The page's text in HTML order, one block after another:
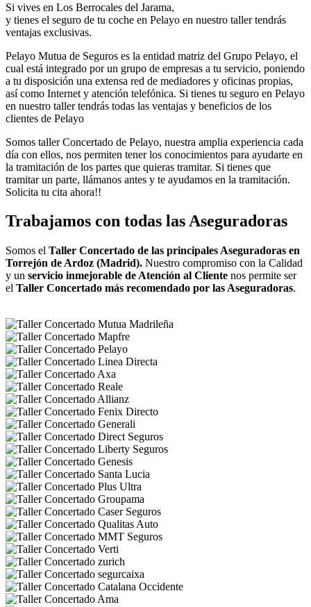
Si vives en Los Berrocales del Jarama,
y tienes el seguro de tu coche en Pelayo en nuestro taller tendrás
ventajas exclusivas.
Pelayo Mutua de Seguros es la entidad matriz del Grupo Pelayo, el
cual está integrado por un grupo de empresas a tu servicio, poniendo
a tu disposición una extensa red de mediadores y oficinas propias,
así como Internet y atención telefónica. Si tienes tu seguro en Pelayo
en nuestro taller tendrás todas las ventajas y beneficios de los
clientes de Pelayo
Somos taller Concertado de Pelayo, nuestra amplia experiencia cada
día con ellos, nos permiten tener los conocimientos para ayudarte en
la tramitación de los partes que quieras tramitar. Si tienes que
tramitar un parte, llámanos antes y te ayudamos en la tramitación.
Solicita tu cita ahora!!
Trabajamos con todas las Aseguradoras
Somos el Taller Concertado de las principales Aseguradoras en
Torrejón de Ardoz (Madrid). Nuestro compromiso con la Calidad
y un servicio inmejorable de Atención al Cliente nos permite ser
el Taller Concertado más recomendado por las Aseguradoras.